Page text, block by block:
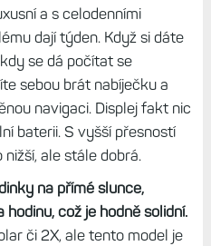
a s celodenními
dají týden. Když si dáte
se dá počítat se
sebou brát nabíječku a
navigaci. Displej fakt nic
baterii. S vyšší přesností
ale stále dobrá.
na přímé slunce,
což je hodně solidní.
či 2X, ale tento model je